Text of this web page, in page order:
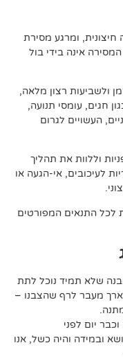
בול
מלאה,
או
לתת
–
אנו